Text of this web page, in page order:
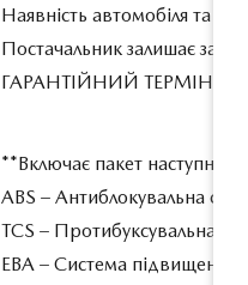
Наявність автомобіля та
Постачальник залишає за
ГАРАНТІЙНИЙ ТЕРМІН - 3
**Включає пакет наступних
ABS – Антиблокувальна
TCS – Протибуксувальна
EBA – Система підвищення